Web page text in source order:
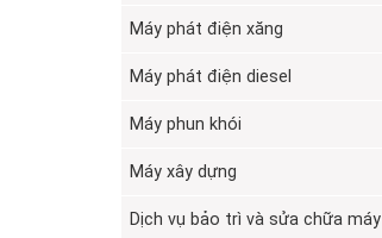
Máy phát điện xăng
Máy phát điện diesel
Máy phun khói
Máy xây dựng
Dịch vụ bảo trì và sửa chữa máy